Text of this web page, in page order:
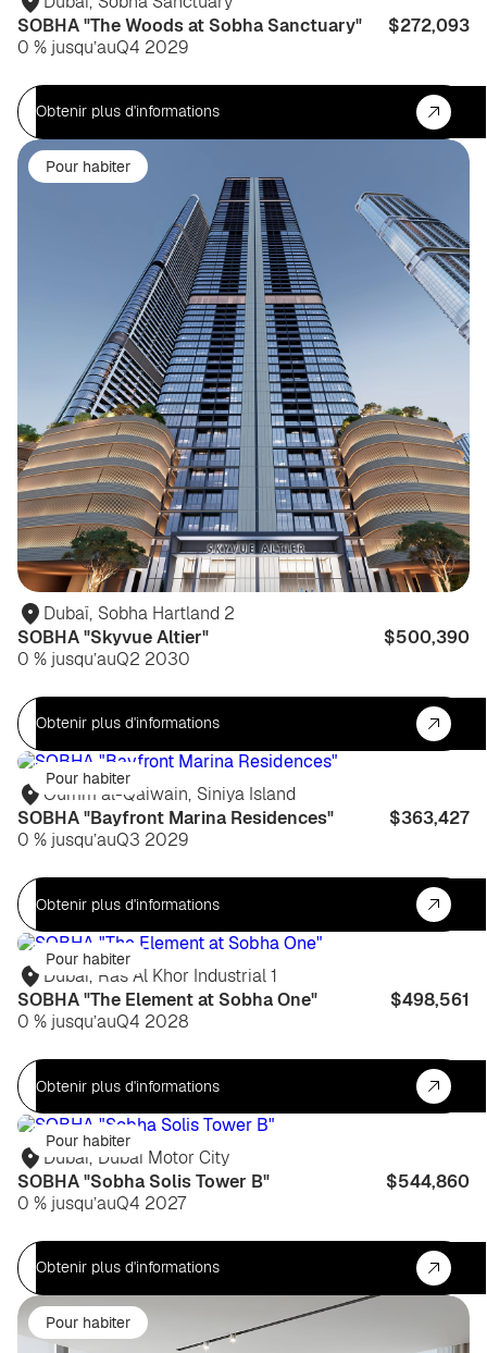
SOBHA "The Woods at Sobha Sanctuary"
$272,093
0 % jusqu’auQ4 2029
Obtenir plus d'informations
Pour habiter
Dubaï, Sobha Hartland 2
SOBHA "Skyvue Altier"
$500,390
0 % jusqu’auQ2 2030
Obtenir plus d'informations
Pour habiter
Oumm al-Qaiwain, Siniya Island
SOBHA "Bayfront Marina Residences"
$363,427
0 % jusqu’auQ3 2029
Obtenir plus d'informations
Pour habiter
Dubaï, Ras Al Khor Industrial 1
SOBHA "The Element at Sobha One"
$498,561
0 % jusqu’auQ4 2028
Obtenir plus d'informations
Pour habiter
Dubaï, Dubai Motor City
SOBHA "Sobha Solis Tower B"
$544,860
0 % jusqu’auQ4 2027
Obtenir plus d'informations
Pour habiter